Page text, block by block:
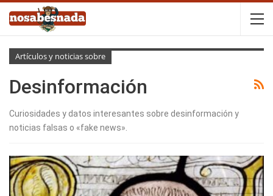
Artículos y noticias sobre
Desinformación
Curiosidades y datos interesantes sobre desinformación y
noticias falsas o «fake news».